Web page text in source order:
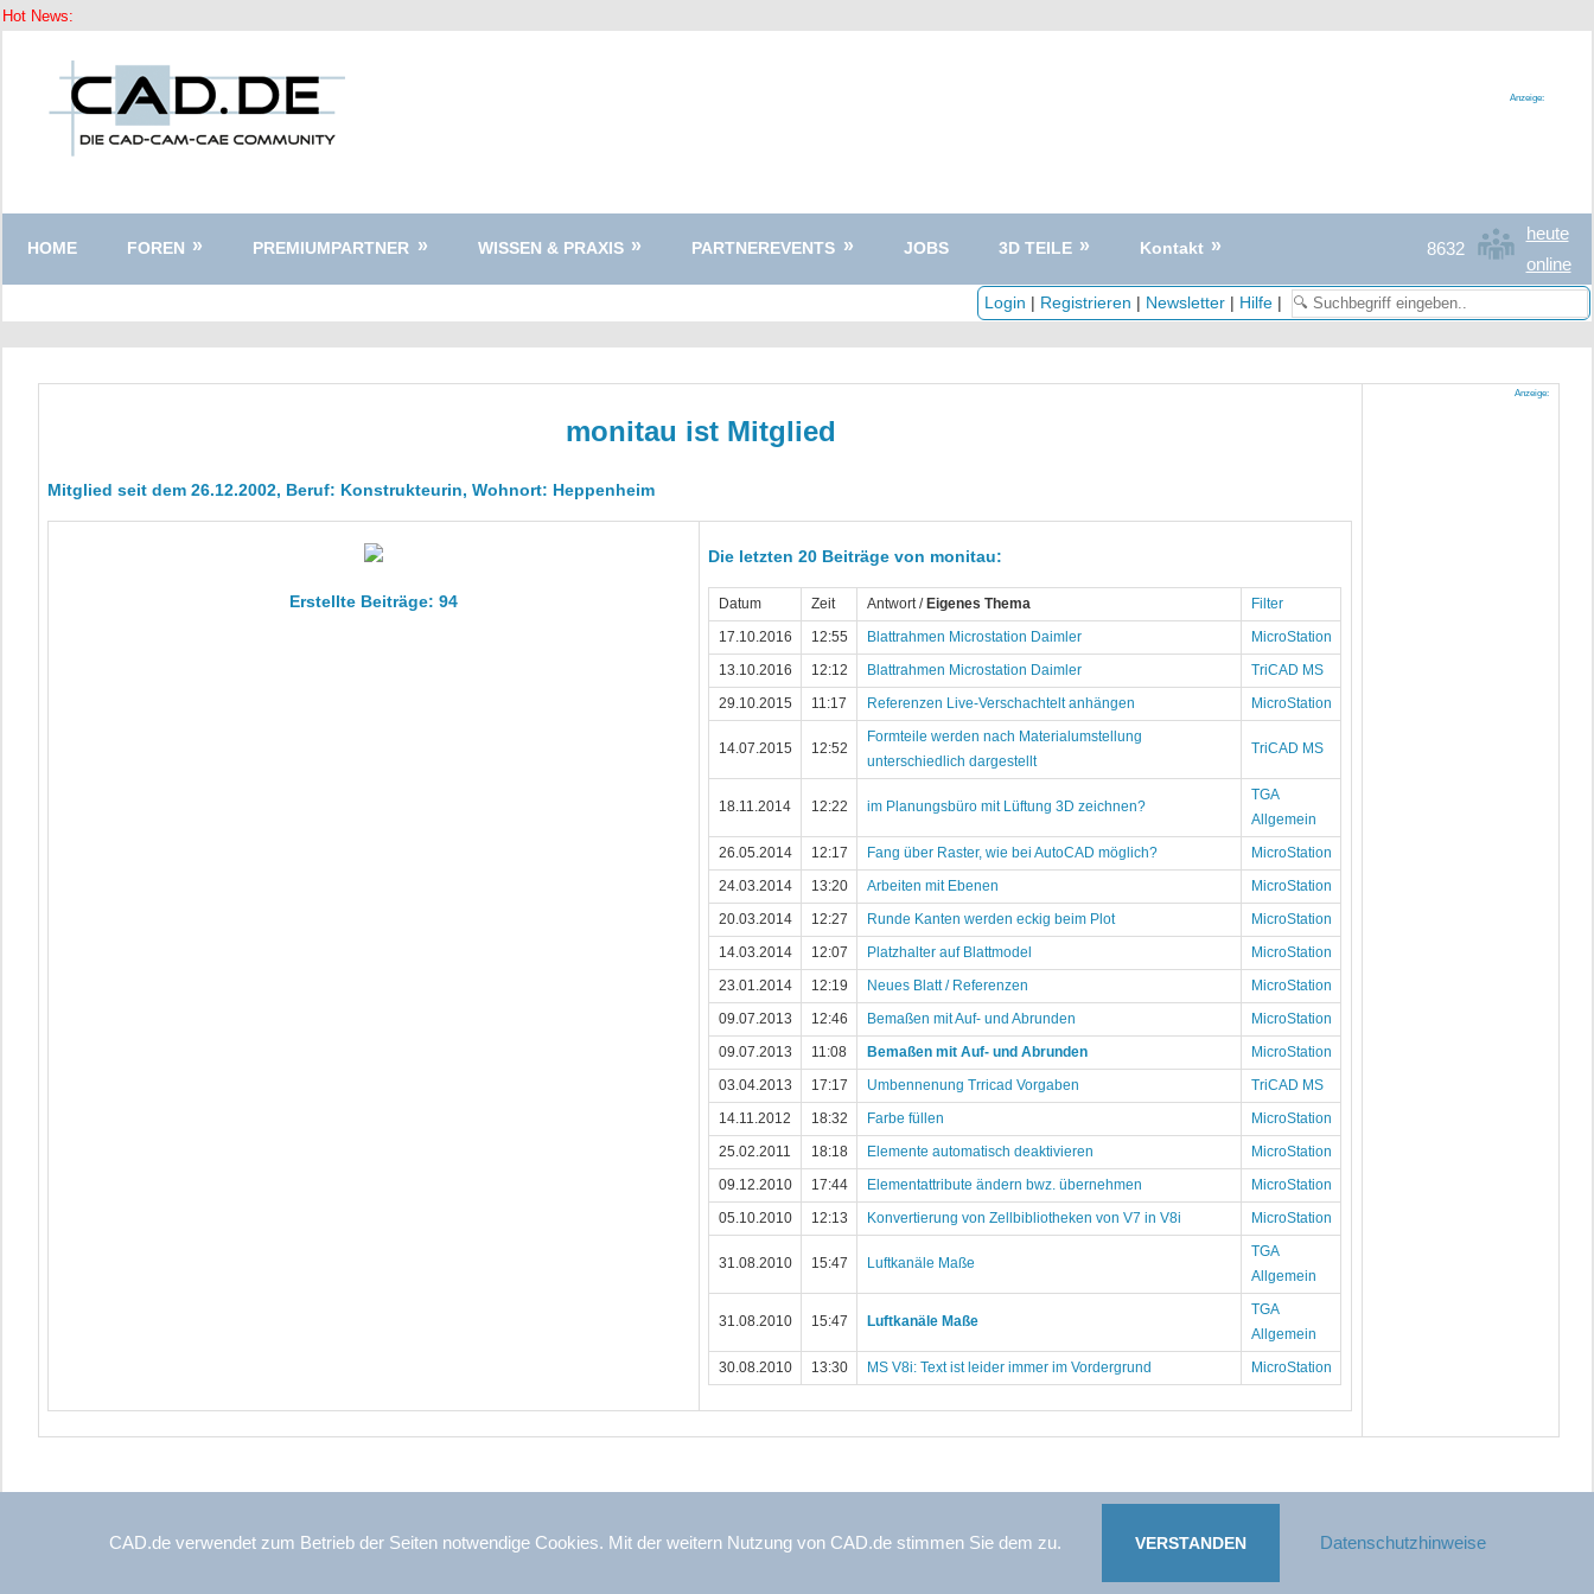
Hot News:
springen
Anzeige:
HOME FOREN PREMIUMPARTNER WISSEN & PRAXIS PARTNEREVENTS JOBS 3D TEILE Kontakt 8632
heute
online
Login | Registrieren | Newsletter| Hilfe|
monitau ist Mitglied
Mitglied seit dem 26.12.2002, Beruf: Konstrukteurin, Wohnort: Heppenheim
Erstellte Beiträge: 94
Die letzten 20 Beiträge von monitau:
Datum Zeit Antwort / Eigenes Thema
Filter
17.10.2016
12:55 Blattrahmen Microstation Daimler
MicroStation
13.10.2016
12:12 Blattrahmen Microstation Daimler
TriCAD MS
29.10.2015
11:17 Referenzen Live-Verschachtelt anhängen MicroStation
14.07.2015 12:52
Formteile werden nach Materialumstellung
unterschiedlich dargestellt
TriCAD MS
18.11.2014 12:22 im Planungsbüro mit Lüftung 3D zeichnen?
TGA
Allgemein
26.05.2014
12:17 Fang über Raster, wie bei AutoCAD möglich?
MicroStation
24.03.2014
13:20 Arbeiten mit Ebenen
MicroStation
20.03.2014
12:27 Runde Kanten werden eckig beim Plot
MicroStation
14.03.2014
12:07 Platzhalter auf Blattmodel
MicroStation
23.01.2014
12:19 Neues Blatt / Referenzen
MicroStation
09.07.2013
12:46 Bemaßen mit Auf- und Abrunden
MicroStation
09.07.2013
11:08 Bemaßen mit Auf- und Abrunden
MicroStation
03.04.2013
17:17 Umbennenung Trricad Vorgaben
TriCAD MS
14.11.2012
18:32 Farbe füllen
MicroStation
25.02.2011
18:18 Elemente automatisch deaktivieren
MicroStation
09.12.2010
17:44 Elementattribute ändern bwz. übernehmen
MicroStation
05.10.2010
12:13 Konvertierung von Zellbibliotheken von V7 in V8i MicroStation
31.08.2010 15:47 Luftkanäle Maße
TGA
Allgemein
31.08.2010 15:47 Luftkanäle Maße
TGA
Allgemein
30.08.2010
13:30 MS V8i: Text ist leider immer im Vordergrund MicroStation
Anzeige:
Alle Rechte, einschließlich der Vervielfältigung, Veröffentlichung, Bearbeitung und Übersetzung, bleiben vorbehalten.
X (Twitter)|Mediainformationen
CAD.de verwendet zum Betrieb der Seiten notwendige Cookies. Mit der weitern Nutzung von CAD.de stimmen Sie dem zu. VERSTANDEN Datenschutzhinweise